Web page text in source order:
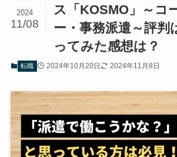
ス「KOSMO」～コ
ー・事務派遣～評判
ってみた感想は？
2024
11/08
転職 2024年10月20日 2024年11月8日